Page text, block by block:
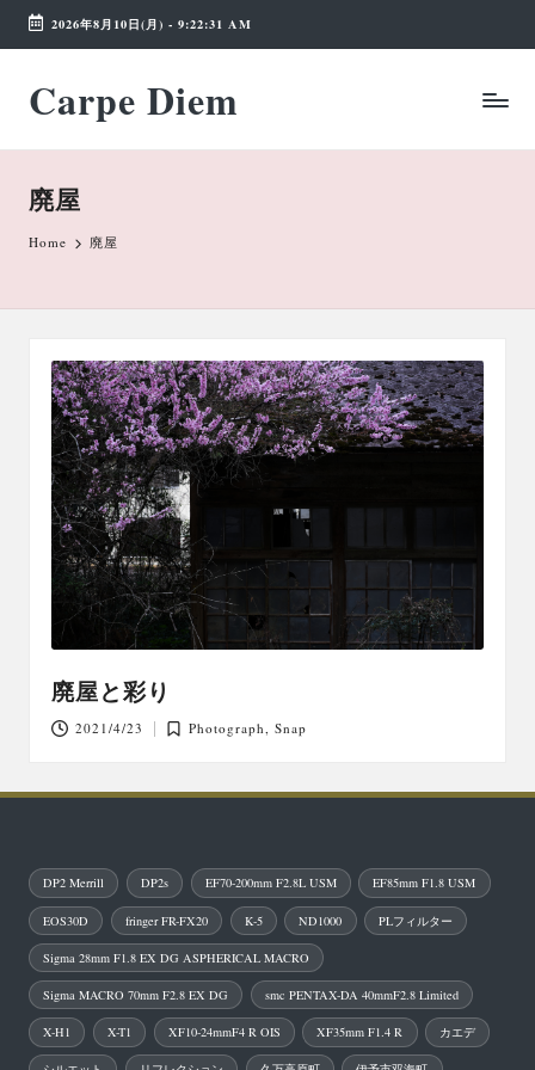
Skip
content
2026年8月10日(月) - 9:22:32 AM
Carpe Diem
Weekend
Wonderland
廃屋
Home 廃屋
廃屋と彩り
2021/4/23
Posted
Photograph,Snap
DP2 Merrill DP2s EF70-200mm F2.8L USM EF85mm F1.8 USM
EOS30D fringer FR-FX20 K-5 ND1000 PLフィルター
Sigma 28mm F1.8 EX DG ASPHERICAL MACRO
Sigma MACRO 70mm F2.8 EX DG smc PENTAX-DA 40mmF2.8 Limited
X-H1 X-T1 XF10-24mmF4 R OIS XF35mm F1.4 R カエデ